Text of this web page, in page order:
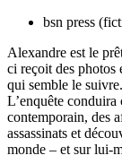
bsn press
Alexandre est le
ci reçoit des photos
qui semble le
L’enquête
contemporain, des
assassinats et
monde – et sur lui-